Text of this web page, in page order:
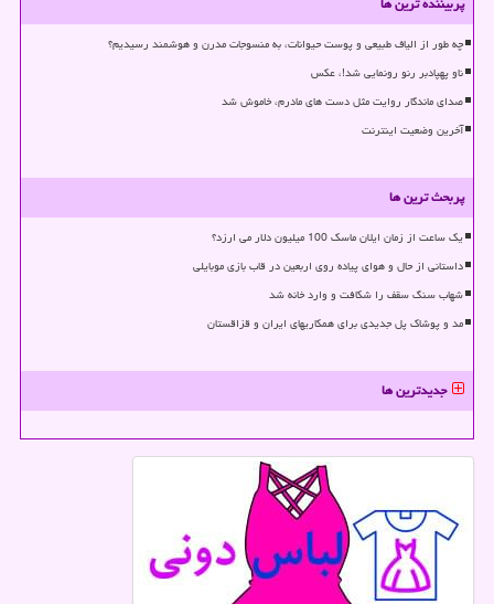
چه طور از الیاف طبیعی و پوست حیوانات، به منسوجات مدرن و هوشمند رسیدیم؟
ناو پهپادبر رنو رونمایی شد!، عکس
صدای ماندگار روایت مثل دست های مادرم، خاموش شد
آخرین وضعیت اینترنت
پربحث ترین ها
یک ساعت از زمان ایلان ماسک 100 میلیون دلار می ارزد؟
داستانی از حال و هوای پیاده روی اربعین در قاب بازی موبایلی
شهاب سنگ سقف را شکافت و وارد خانه شد
مد و پوشاک پل جدیدی برای همکاریهای ایران و قزاقستان
جدیدترین ها